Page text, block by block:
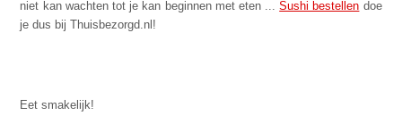
niet kan wachten tot je kan beginnen met eten ...Sushi bestellen doe
je dus bij Thuisbezorgd.nl!
Eet smakelijk!